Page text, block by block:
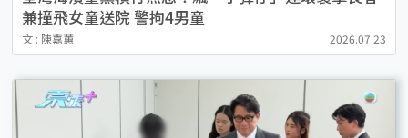
兼撞飛女童送院 警拘4男童
文 : 陳嘉蕙 2026.07.23